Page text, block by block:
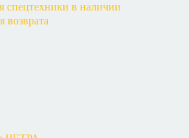
спецтехники в наличии
возврата